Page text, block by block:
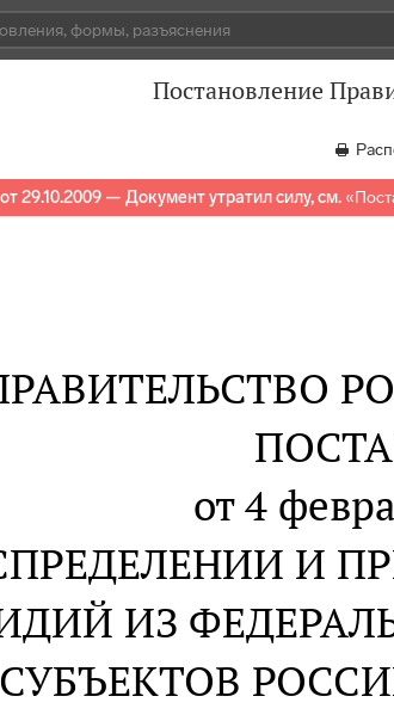
Постановление
29.10.2009 — Документ утратил силу, см. «
от 4
И
ИЗ
СУБЪЕКТОВ